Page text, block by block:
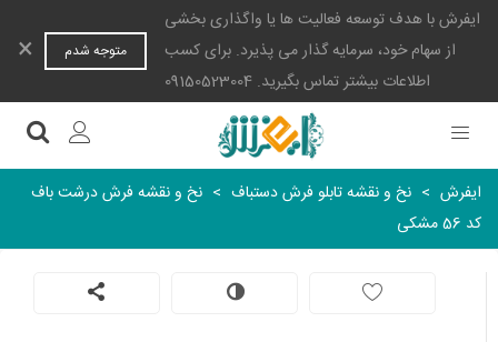
ایفرش با هدف توسعه فعالیت ها یا واگذاری بخشی
از سهام خود، سرمایه گذار می پذیرد. برای کسب
اطلاعات بیشتر تماس بگیرید. 09150523004
متوجه شدم ×
ایفرش > نخ و نقشه تابلو فرش دستباف > نخ و نقشه فرش درشت باف
کد 56 مشکی